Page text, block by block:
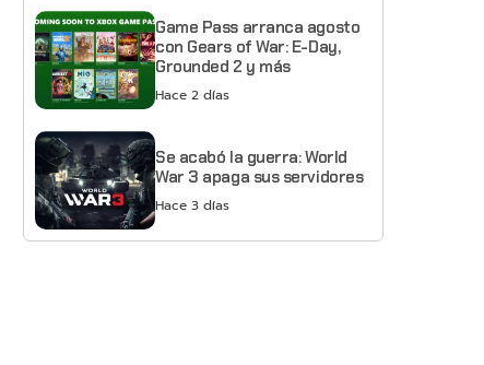
Game Pass arranca agosto
con Gears of War: E-Day,
Grounded 2 y más
Hace 2 días
Se acabó la guerra: World
War 3 apaga sus servidores
Hace 3 días